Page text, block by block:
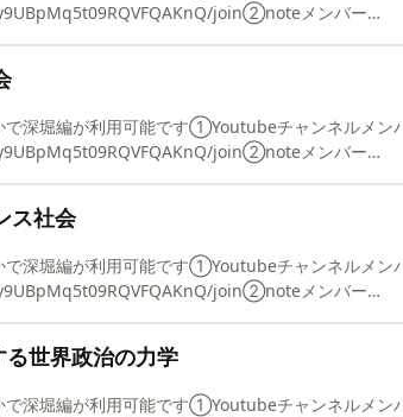
join②noteメンバー
古代民族の
saROvh0b■神聖ロー
で深堀編が利用可能です①Youtubeチャンネルメン
join②noteメンバー
古代民族の
saROvh0b■神聖ロー
ス社会
で深堀編が利用可能です①Youtubeチャンネルメン
join②noteメンバー
古代民族の
saROvh0b■神聖ロー
世界政治の力学
で深堀編が利用可能です①Youtubeチャンネルメン